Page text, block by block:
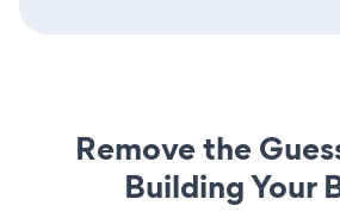
Remove the
Building Your